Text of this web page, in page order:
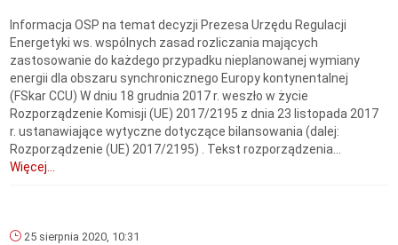
Informacja OSP na temat decyzji Prezesa Urzędu Regulacji
Energetyki ws. wspólnych zasad rozliczania mających
zastosowanie do każdego przypadku nieplanowanej wymiany
energii dla obszaru synchronicznego Europy kontynentalnej
(FSkar CCU) W dniu 18 grudnia 2017 r. weszło w życie
Rozporządzenie Komisji (UE) 2017/2195 z dnia 23 listopada 2017
r. ustanawiające wytyczne dotyczące bilansowania (dalej:
Rozporządzenie (UE) 2017/2195) . Tekst rozporządzenia...
Więcej...
25 sierpnia 2020, 10:31